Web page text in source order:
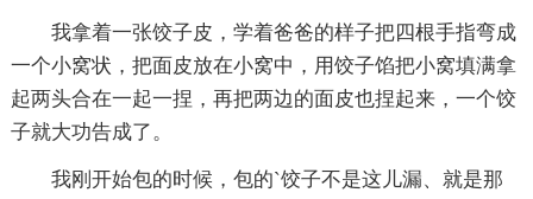
我拿着一张饺子皮，学着爸爸的样子把四根手指弯成
一个小窝状，把面皮放在小窝中，用饺子馅把小窝填满拿
起两头合在一起一捏，再把两边的面皮也捏起来，一个饺
子就大功告成了。
我刚开始包的时候，包的`饺子不是这儿漏、就是那